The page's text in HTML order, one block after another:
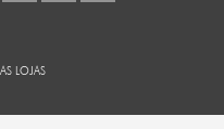
LOJAS